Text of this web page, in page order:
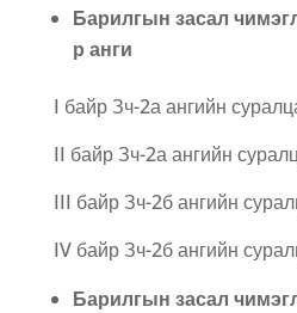
Барилгын засал
р анги
I байр Зч-2а ангийн
II байр Зч-2а ангийн
III байр Зч-2б ангийн
IV байр Зч-2б ангийн
Барилгын засал